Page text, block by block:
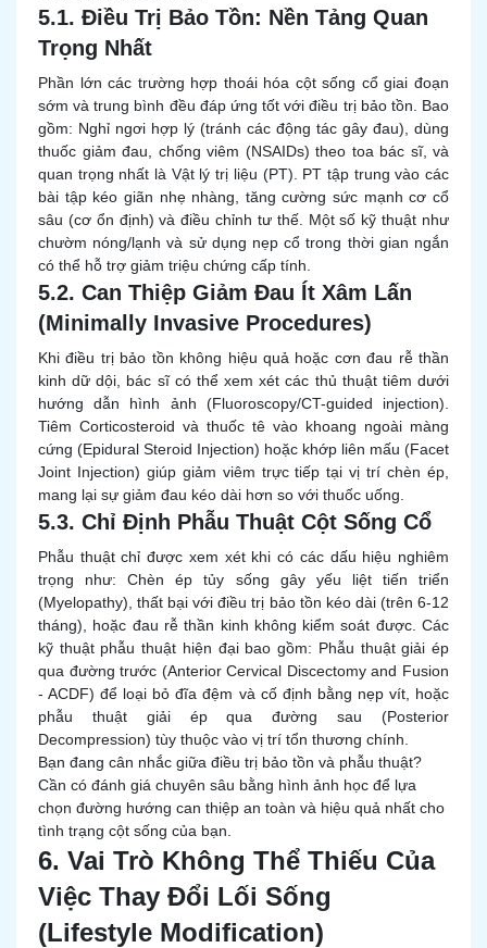
5.1. Điều Trị Bảo Tồn: Nền Tảng Quan
Trọng Nhất
Phần lớn các trường hợp thoái hóa cột sống cổ giai đoạn
sớm và trung bình đều đáp ứng tốt với điều trị bảo tồn. Bao
gồm: Nghỉ ngơi hợp lý (tránh các động tác gây đau), dùng
thuốc giảm đau, chống viêm (NSAIDs) theo toa bác sĩ, và
quan trọng nhất là Vật lý trị liệu (PT). PT tập trung vào các
bài tập kéo giãn nhẹ nhàng, tăng cường sức mạnh cơ cổ
sâu (cơ ổn định) và điều chỉnh tư thế. Một số kỹ thuật như
chườm nóng/lạnh và sử dụng nẹp cổ trong thời gian ngắn
có thể hỗ trợ giảm triệu chứng cấp tính.
5.2. Can Thiệp Giảm Đau Ít Xâm Lấn
(Minimally Invasive Procedures)
Khi điều trị bảo tồn không hiệu quả hoặc cơn đau rễ thần
kinh dữ dội, bác sĩ có thể xem xét các thủ thuật tiêm dưới
hướng dẫn hình ảnh (Fluoroscopy/CT-guided injection).
Tiêm Corticosteroid và thuốc tê vào khoang ngoài màng
cứng (Epidural Steroid Injection) hoặc khớp liên mấu (Facet
Joint Injection) giúp giảm viêm trực tiếp tại vị trí chèn ép,
mang lại sự giảm đau kéo dài hơn so với thuốc uống.
5.3. Chỉ Định Phẫu Thuật Cột Sống Cổ
Phẫu thuật chỉ được xem xét khi có các dấu hiệu nghiêm
trọng như: Chèn ép tủy sống gây yếu liệt tiến triển
(Myelopathy), thất bại với điều trị bảo tồn kéo dài (trên 6-12
tháng), hoặc đau rễ thần kinh không kiểm soát được. Các
kỹ thuật phẫu thuật hiện đại bao gồm: Phẫu thuật giải ép
qua đường trước (Anterior Cervical Discectomy and Fusion
- ACDF) để loại bỏ đĩa đệm và cố định bằng nẹp vít, hoặc
phẫu thuật giải ép qua đường sau (Posterior
Decompression) tùy thuộc vào vị trí tổn thương chính.
Bạn đang cân nhắc giữa điều trị bảo tồn và phẫu thuật?
Cần có đánh giá chuyên sâu bằng hình ảnh học để lựa
chọn đường hướng can thiệp an toàn và hiệu quả nhất cho
tình trạng cột sống của bạn.
6. Vai Trò Không Thể Thiếu Của
Việc Thay Đổi Lối Sống
(Lifestyle Modification)